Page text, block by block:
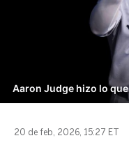
Aaron Judge hizo lo
20 de feb, 2026, 15:27 ET